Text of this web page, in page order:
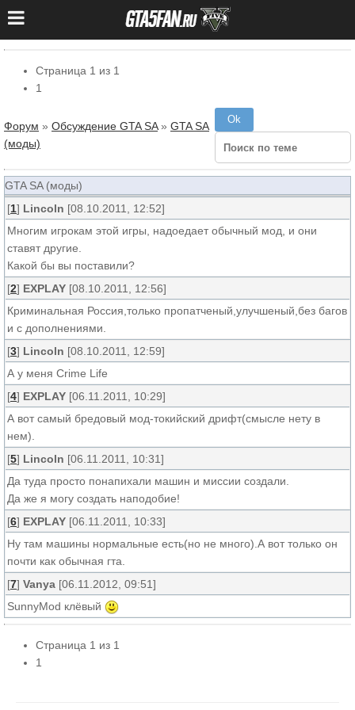
Страница 1 из 1
1
Форум » Обсуждение GTA SA » GTA SA
(моды)
GTA SA (моды)
[1] Lincoln [08.10.2011, 12:52]
Многим игрокам этой игры, надоедает обычный мод, и они
ставят другие.
Какой бы вы поставили?
[2] EXPLAY [08.10.2011, 12:56]
Криминальная Россия,только пропатченый,улучшеный,без багов
и с дополнениями.
[3] Lincoln [08.10.2011, 12:59]
А у меня Crime Life
[4] EXPLAY [06.11.2011, 10:29]
А вот самый бредовый мод-токийский дрифт(смысле нету в
нем).
[5] Lincoln [06.11.2011, 10:31]
Да туда просто понапихали машин и миссии создали.
Да же я могу создать наподобие!
[6] EXPLAY [06.11.2011, 10:33]
Ну там машины нормальные есть(но не много).А вот только он
почти как обычная гта.
[7] Vanya [06.11.2012, 09:51]
SunnyMod клёвый
Страница 1 из 1
1